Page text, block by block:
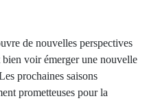
de nouvelles perspectives
voir émerger une nouvelle
prochaines saisons
prometteuses pour la